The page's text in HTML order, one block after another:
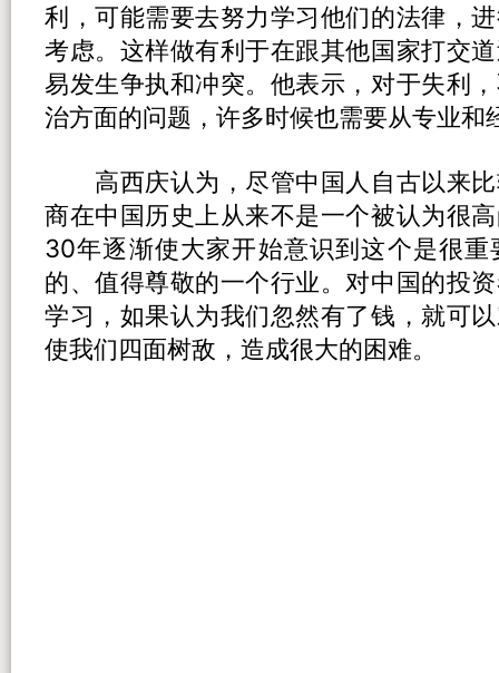
利，可能需要去努力学习他们的法律，
考虑。这样做有利于在跟其他国家打交
易发生争执和冲突。他表示，对于失利
治方面的问题，许多时候也需要从专业和
高西庆认为，尽管中国人自古以来比
商在中国历史上从来不是一个被认为很
30年逐渐使大家开始意识到这个是很
的、值得尊敬的一个行业。对中国的投
学习，如果认为我们忽然有了钱，就可
使我们四面树敌，造成很大的困难。